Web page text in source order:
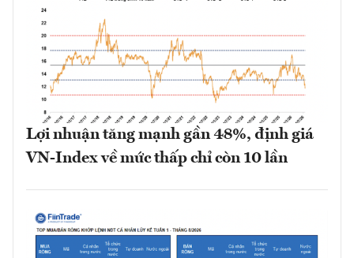
Lợi nhuận tăng mạnh gần 48%, định giá
VN-Index về mức thấp chỉ còn 10 lần